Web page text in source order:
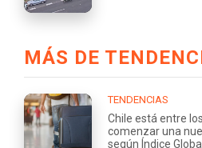
MÁS DE
TENDENCIAS
Chile está entre
comenzar una
según Índice